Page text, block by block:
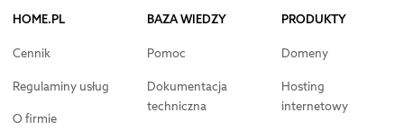
HOME.PL
Cennik
Regulaminy usług
O firmie
BAZA WIEDZY
Pomoc
Dokumentacja
techniczna
PRODUKTY
Domeny
Hosting
internetowy